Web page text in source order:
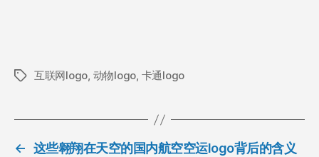
标
互联网logo, 动物logo, 卡通logo
← 这些翱翔在天空的国内航空空运logo背后的含义